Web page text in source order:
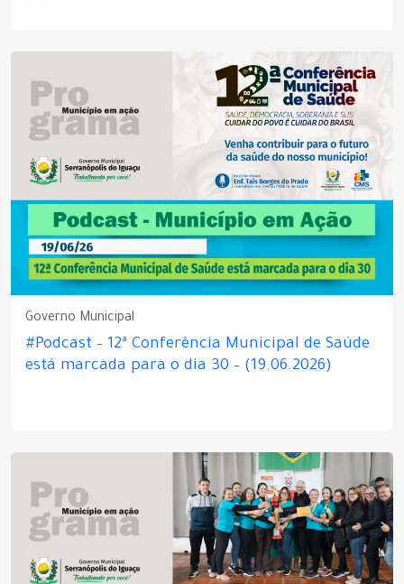
Governo Municipal
#Podcast – 12ª Conferência Municipal de Saúde
está marcada para o dia 30 – (19.06.2026)